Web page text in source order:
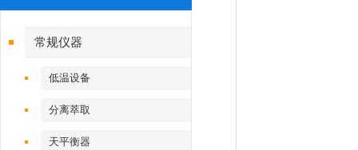
常规仪器
低温设备
分离萃取
天平衡器